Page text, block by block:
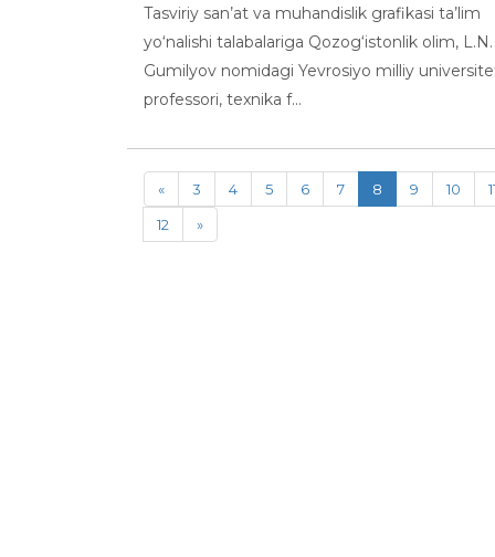
Tasviriy san’at va muhandislik grafikasi ta’lim
yo‘nalishi talabalariga Qozog‘istonlik olim, L.N.
Gumilyov nomidagi Yevrosiyo milliy
professori, texnika f...
« 3 4 5 6 7 8 9 10
12
»